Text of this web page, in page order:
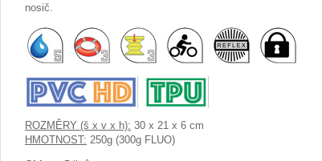
nosič.
ROZMĚRY (š x v x h): 30 x 21 x 6 cm
HMOTNOST: 250g (300g FLUO)